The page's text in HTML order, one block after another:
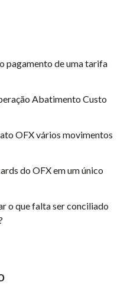
pagamento de uma tarifa
Abatimento Custo
OFX vários movimentos
do OFX em um único
o que falta ser conciliado